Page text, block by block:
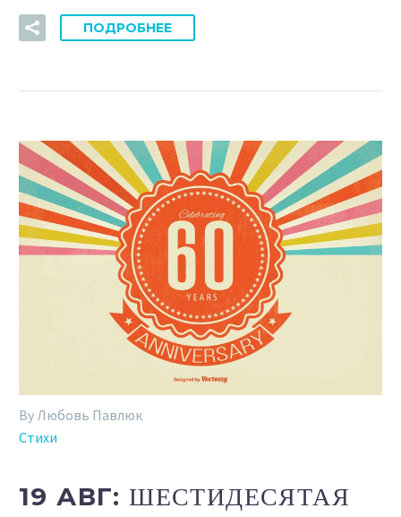
ПОДРОБНЕЕ
By Любовь Павлюк
Стихи
19 АВГ:ШЕСТИДЕСЯТАЯ